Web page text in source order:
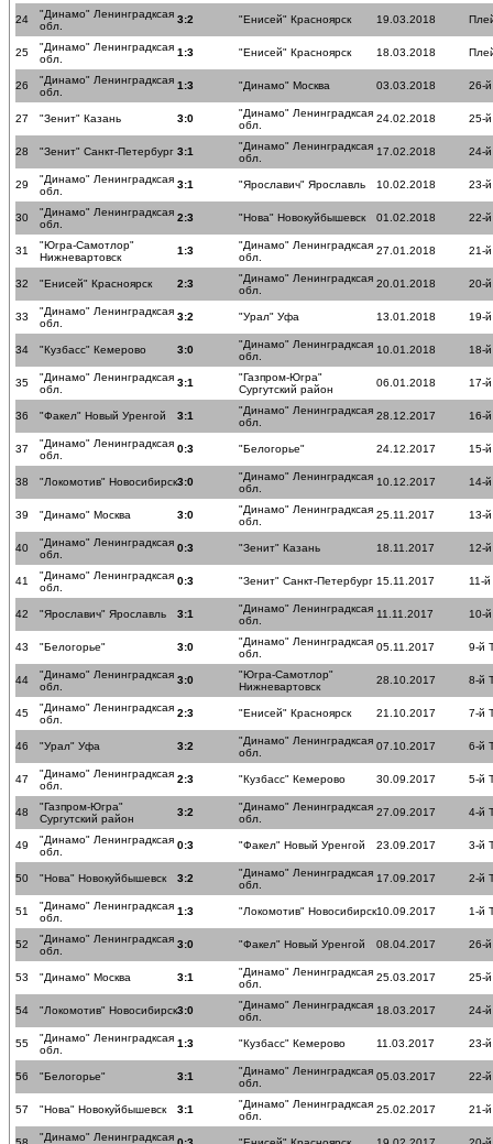
24
"Динамо" Ленинградксая
обл.
3:2 "Енисей" Красноярск 19.03.2018
25
"Динамо" Ленинградксая
обл.
1:3 "Енисей" Красноярск 18.03.2018
26
"Динамо" Ленинградксая
обл.
1:3 "Динамо" Москва 03.03.2018 26-й
27 "Зенит" Казань 3:0
"Динамо" Ленинградксая
обл.
24.02.2018 25-й
28 "Зенит" Санкт-Петербург 3:1
"Динамо" Ленинградксая
обл.
17.02.2018 24-й
29
"Динамо" Ленинградксая
обл.
3:1 "Ярославич" Ярославль 10.02.2018 23-й
30
"Динамо" Ленинградксая
обл.
2:3 "Нова" Новокуйбышевск 01.02.2018 22-й
31
"Югра-Самотлор"
Нижневартовск
1:3
"Динамо" Ленинградксая
обл.
27.01.2018 21-й
32 "Енисей" Красноярск 2:3
"Динамо" Ленинградксая
обл.
20.01.2018 20-й
33
"Динамо" Ленинградксая
обл.
3:2 "Урал" Уфа 13.01.2018 19-
34 "Кузбасс" Кемерово 3:0
"Динамо" Ленинградксая
обл.
10.01.2018 18-
35
"Динамо" Ленинградксая
обл.
3:1
"Газпром-Югра"
Сургутский район
06.01.2018 17-
36 "Факел" Новый Уренгой 3:1
"Динамо" Ленинградксая
обл.
28.12.2017 16-
37
"Динамо" Ленинградксая
обл.
0:3 "Белогорье" 24.12.2017 15-
38 "Локомотив" Новосибирск3:0
"Динамо" Ленинградксая
обл.
10.12.2017 14-
39 "Динамо" Москва 3:0
"Динамо" Ленинградксая
обл.
25.11.2017 13-
40
"Динамо" Ленинградксая
обл.
0:3 "Зенит" Казань 18.11.2017 12-
41
"Динамо" Ленинградксая
обл.
0:3 "Зенит" Санкт-Петербург 15.11.2017 11-й
42 "Ярославич" Ярославль 3:1
"Динамо" Ленинградксая
обл.
11.11.2017 10-
43 "Белогорье" 3:0
"Динамо" Ленинградксая
обл.
05.11.2017 9-й
44
"Динамо" Ленинградксая
обл.
3:0
"Югра-Самотлор"
Нижневартовск
28.10.2017 8-й
45
"Динамо" Ленинградксая
обл.
2:3 "Енисей" Красноярск 21.10.2017 7-й
46 "Урал" Уфа 3:2
"Динамо" Ленинградксая
обл.
07.10.2017 6-й
47
"Динамо" Ленинградксая
обл.
2:3 "Кузбасс" Кемерово 30.09.2017 5-й
48
"Газпром-Югра"
Сургутский район
3:2
"Динамо" Ленинградксая
обл.
27.09.2017 4-й
49
"Динамо" Ленинградксая
обл.
0:3 "Факел" Новый Уренгой 23.09.2017 3-й
50 "Нова" Новокуйбышевск 3:2
"Динамо" Ленинградксая
обл.
17.09.2017 2-й
51
"Динамо" Ленинградксая
обл.
1:3 "Локомотив" Новосибирск10.09.2017 1-й
52
"Динамо" Ленинградксая
обл.
3:0 "Факел" Новый Уренгой 08.04.2017 26-й
53 "Динамо" Москва 3:1
"Динамо" Ленинградксая
обл.
25.03.2017 25-й
54 "Локомотив" Новосибирск3:0
"Динамо" Ленинградксая
обл.
18.03.2017 24-й
55
"Динамо" Ленинградксая
обл.
1:3 "Кузбасс" Кемерово 11.03.2017 23-й
56 "Белогорье" 3:1
"Динамо" Ленинградксая
обл.
05.03.2017 22-й
57 "Нова" Новокуйбышевск 3:1
"Динамо" Ленинградксая
обл.
25.02.2017 21-й
"Динамо" Ленинградксая